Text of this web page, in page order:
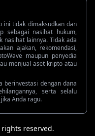
ini tidak dimaksudkan dan
sebagai nasihat hukum,
nasihat lainnya. Tidak ada
ajakan, rekomendasi,
maupun penyedia
menjual aset kripto atau
berinvestasi dengan dana
serta selalu
Anda ragu.
reserved.